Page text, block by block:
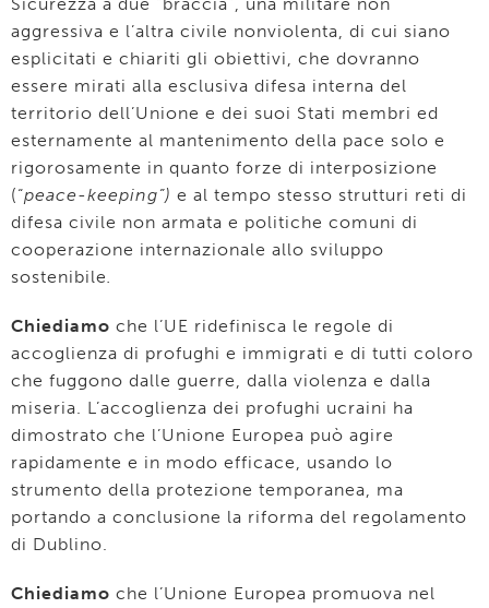
aggressiva e l’altra civile nonviolenta, di cui siano
esplicitati e chiariti gli obiettivi, che dovranno
essere mirati alla esclusiva difesa interna del
territorio dell’Unione e dei suoi Stati membri ed
esternamente al mantenimento della pace solo e
rigorosamente in quanto forze di interposizione
(“peace-keeping”) e al tempo stesso strutturi reti di
difesa civile non armata e politiche comuni di
cooperazione internazionale allo sviluppo
sostenibile.
Chiediamo che l’UE ridefinisca le regole di
accoglienza di profughi e immigrati e di tutti coloro
che fuggono dalle guerre, dalla violenza e dalla
miseria. L’accoglienza dei profughi ucraini ha
dimostrato che l’Unione Europea può agire
rapidamente e in modo efficace, usando lo
strumento della protezione temporanea, ma
portando a conclusione la riforma del regolamento
di Dublino.
Chiediamo che l’Unione Europea promuova nel